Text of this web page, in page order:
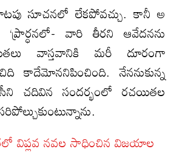
సూచనలో లేకపోవచ్చు. కానీ అ
వారి తీరని ఆవేదనను
వాస్తవానికి మరీ దూరంగా
కాదేమోననిపించింది. నేననుకున్న
చదివిన సందర్భంలో రచయితల
విప్లవ నవల సాధించిన విజయాల